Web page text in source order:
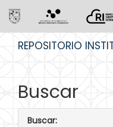
REPOSITORIO
Buscar
Buscar: